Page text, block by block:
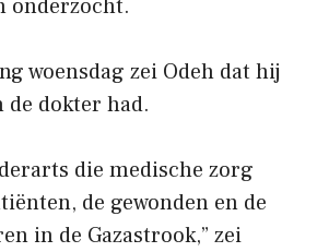
onderzocht.
woensdag zei Odeh dat hij
de dokter had.
die medische zorg
de gewonden en de
in de Gazastrook,” zei